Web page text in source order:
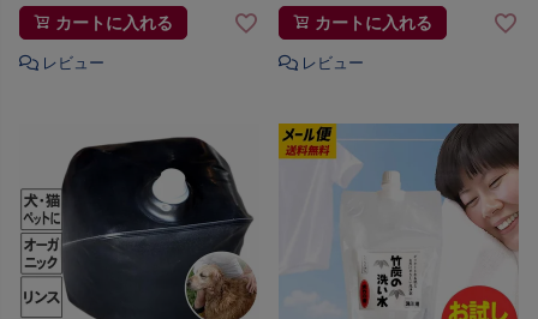
カートに入れる カートに入れる